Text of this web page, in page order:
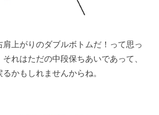
肩上がりのダブルボトムだ！って思っ
れはただの中段保ちあいであって、
かもしれませんからね。